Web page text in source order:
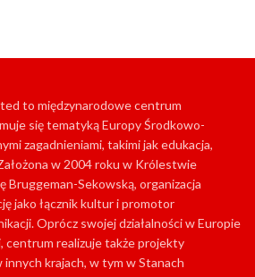
to międzynarodowe centrum
się tematyką Europy Środkowo-
zagadnieniami, takimi jak edukacja,
w 2004 roku w Królestwie
Bruggeman-Sekowską, organizacja
jako łącznik kultur i promotor
Oprócz swojej działalności w Europie
centrum realizuje także projekty
krajach, w tym w Stanach